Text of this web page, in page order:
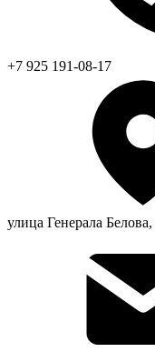
+7 925 191-08-17
улица Генерала